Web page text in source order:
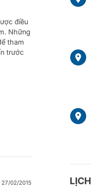
điều
Những
tham
trước
27/02/2015